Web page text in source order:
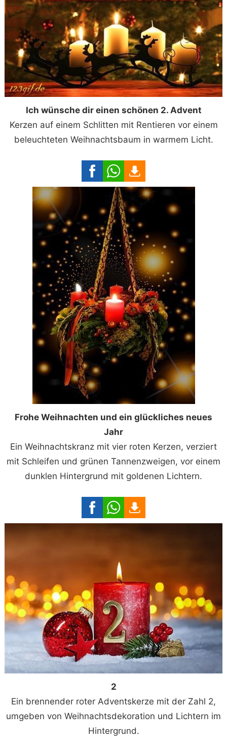
Ich wünsche dir einen schönen 2. Advent
Kerzen auf einem Schlitten mit Rentieren vor einem
beleuchteten Weihnachtsbaum in warmem Licht.
Frohe Weihnachten und ein glückliches neues
Jahr
Ein Weihnachtskranz mit vier roten Kerzen, verziert
mit Schleifen und grünen Tannenzweigen, vor einem
dunklen Hintergrund mit goldenen Lichtern.
2
Ein brennender roter Adventskerze mit der Zahl 2,
umgeben von Weihnachtsdekoration und Lichtern im
Hintergrund.